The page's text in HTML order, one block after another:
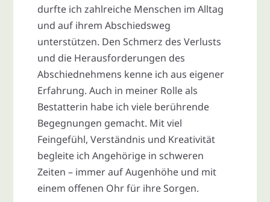
durfte ich zahlreiche Menschen im Alltag
und auf ihrem Abschiedsweg
unterstützen. Den Schmerz des Verlusts
und die Herausforderungen des
Abschiednehmens kenne ich aus eigener
Erfahrung. Auch in meiner Rolle als
Bestatterin habe ich viele berührende
Begegnungen gemacht. Mit viel
Feingefühl, Verständnis und Kreativität
begleite ich Angehörige in schweren
Zeiten – immer auf Augenhöhe und mit
einem offenen Ohr für ihre Sorgen.